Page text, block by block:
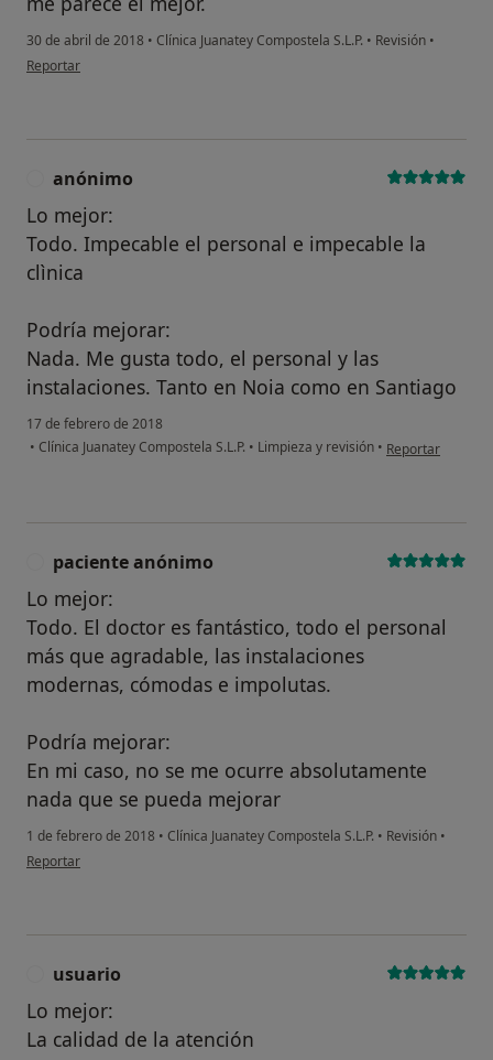
30 de abril de 2018 • Clínica Juanatey Compostela S.L.P. • Revisión •
en opinión del usuario Cuenta eliminada
Reportar
anónimo
Lo mejor:
Todo. Impecable el personal e impecable la
clìnica
Podría mejorar:
Nada. Me gusta todo, el personal y las
instalaciones. Tanto en Noia como en Santiago
17 de febrero de 2018
• Clínica Juanatey Compostela S.L.P. • Limpieza y revisión • en opinión del
Reportar
paciente anónimo
Lo mejor:
Todo. El doctor es fantástico, todo el personal
más que agradable, las instalaciones
modernas, cómodas e impolutas.
Podría mejorar:
En mi caso, no se me ocurre absolutamente
nada que se pueda mejorar
1 de febrero de 2018 • Clínica Juanatey Compostela S.L.P. • Revisión •
en opinión del usuario paciente anónimo
Reportar
usuario
Lo mejor:
La calidad de la atención